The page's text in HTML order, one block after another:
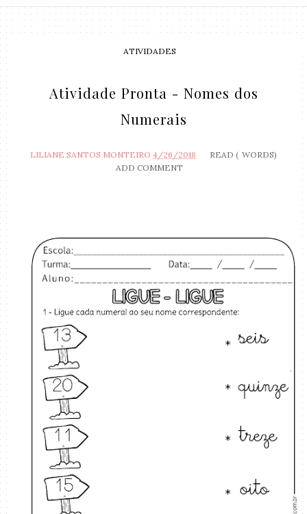
ATIVIDADES
Atividade Pronta - Nomes dos
Numerais
LILIANE SANTOS MONTEIRO 4/26/2018 READ ( WORDS)
ADD COMMENT